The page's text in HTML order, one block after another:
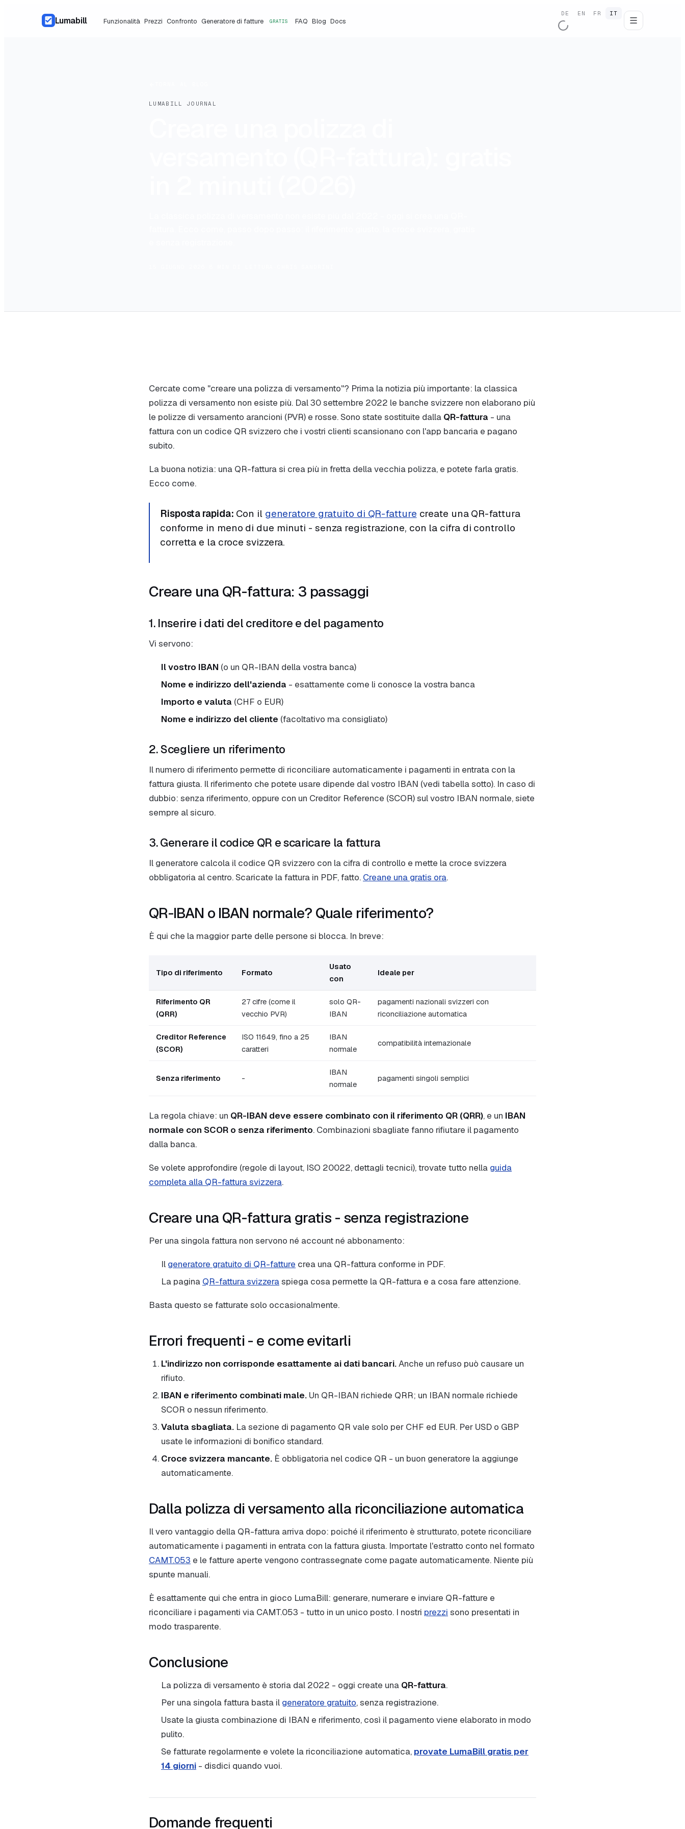
Lumabill Funzionalità Prezzi Confronto Generatore di fatture GRATIS FAQ Blog Docs
DE EN FR IT
LUMABILL JOURNAL
Cercate come "creare una polizza di versamento"? Prima la notizia più importante: la classica
polizza di versamento non esiste più. Dal 30 settembre 2022 le banche svizzere non elaborano più
le polizze di versamento arancioni (PVR) e rosse. Sono state sostituite dalla QR-fattura - una
fattura con un codice QR svizzero che i vostri clienti scansionano con l'app bancaria e pagano
subito.
La buona notizia: una QR-fattura si crea più in fretta della vecchia polizza, e potete farla gratis.
Ecco come.
Risposta rapida: Con il generatore gratuito di QR-fatture create una QR-fattura
conforme in meno di due minuti - senza registrazione, con la cifra di controllo
corretta e la croce svizzera.
Creare una QR-fattura: 3 passaggi
1. Inserire i dati del creditore e del pagamento
Vi servono:
Il vostro IBAN (o un QR-IBAN della vostra banca)
Nome e indirizzo dell'azienda - esattamente come li conosce la vostra banca
Importo e valuta (CHF o EUR)
Nome e indirizzo del cliente (facoltativo ma consigliato)
2. Scegliere un riferimento
Il numero di riferimento permette di riconciliare automaticamente i pagamenti in entrata con la
fattura giusta. Il riferimento che potete usare dipende dal vostro IBAN (vedi tabella sotto). In caso di
dubbio: senza riferimento, oppure con un Creditor Reference (SCOR) sul vostro IBAN normale, siete
sempre al sicuro.
3. Generare il codice QR e scaricare la fattura
Il generatore calcola il codice QR svizzero con la cifra di controllo e mette la croce svizzera
obbligatoria al centro. Scaricate la fattura in PDF, fatto. Creane una gratis ora.
QR-IBAN o IBAN normale? Quale riferimento?
È qui che la maggior parte delle persone si blocca. In breve:
Tipo di riferimento Formato
Usato
con
Ideale per
Riferimento QR
(QRR)
27 cifre (come il
vecchio PVR)
solo QR-
IBAN
pagamenti nazionali svizzeri con
riconciliazione automatica
Creditor Reference
(SCOR)
ISO 11649, fino a 25
caratteri
IBAN
normale
compatibilità internazionale
Senza riferimento -
IBAN
normale
pagamenti singoli semplici
La regola chiave: un QR-IBAN deve essere combinato con il riferimento QR (QRR), e un IBAN
normale con SCOR o senza riferimento. Combinazioni sbagliate fanno rifiutare il pagamento
dalla banca.
Se volete approfondire (regole di layout, ISO 20022, dettagli tecnici), trovate tutto nella guida
completa alla QR-fattura svizzera.
Creare una QR-fattura gratis - senza registrazione
Per una singola fattura non servono né account né abbonamento:
Il generatore gratuito di QR-fatture crea una QR-fattura conforme in PDF.
La pagina QR-fattura svizzeraspiega cosa permette la QR-fattura e a cosa fare attenzione.
Basta questo se fatturate solo occasionalmente.
Errori frequenti - e come evitarli
L'indirizzo non corrisponde esattamente ai dati bancari.Anche un refuso può causare un
rifiuto.
IBAN e riferimento combinati male. Un QR-IBAN richiede QRR; un IBAN normale richiede
SCOR o nessun riferimento.
Valuta sbagliata. La sezione di pagamento QR vale solo per CHF ed EUR. Per USD o GBP
usate le informazioni di bonifico standard.
Croce svizzera mancante. È obbligatoria nel codice QR - un buon generatore la aggiunge
automaticamente.
Dalla polizza di versamento alla riconciliazione automatica
Il vero vantaggio della QR-fattura arriva dopo: poiché il riferimento è strutturato, potete riconciliare
automaticamente i pagamenti in entrata con la fattura giusta. Importate l'estratto conto nel formato
CAMT.053 e le fatture aperte vengono contrassegnate come pagate automaticamente. Niente più
spunte manuali.
È esattamente qui che entra in gioco LumaBill: generare, numerare e inviare QR-fatture e
riconciliare i pagamenti via CAMT.053 - tutto in un unico posto. I nostri prezzi sono presentati in
modo trasparente.
Conclusione
La polizza di versamento è storia dal 2022 - oggi create una QR-fattura.
Per una singola fattura basta il generatore gratuito, senza registrazione.
Usate la giusta combinazione di IBAN e riferimento, così il pagamento viene elaborato in modo
pulito.
Se fatturate regolarmente e volete la riconciliazione automatica, provate LumaBill gratis per
14 giorni - disdici quando vuoi.
Domande frequenti